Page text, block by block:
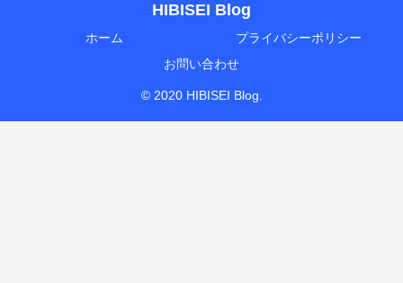
HIBISEI Blog
ホーム
プライバシーポリシー
お問い合わせ
© 2020 HIBISEI Blog.